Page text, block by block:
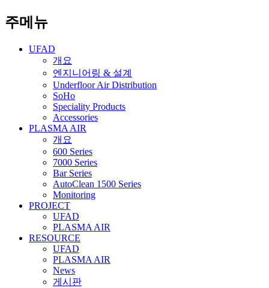
주메뉴
UFAD
개요
엔지니어링 & 설계
Underfloor Air Distribution
SoHo
Speciality Products
Accessories
PLASMA AIR
개요
600 Series
7000 Series
Bar Series
AutoClean 1500 Series
Monitoring
PROJECT
UFAD
PLASMA AIR
RESOURCE
UFAD
PLASMA AIR
News
게시판